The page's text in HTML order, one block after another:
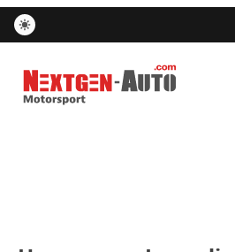
Nextgen-Auto.com